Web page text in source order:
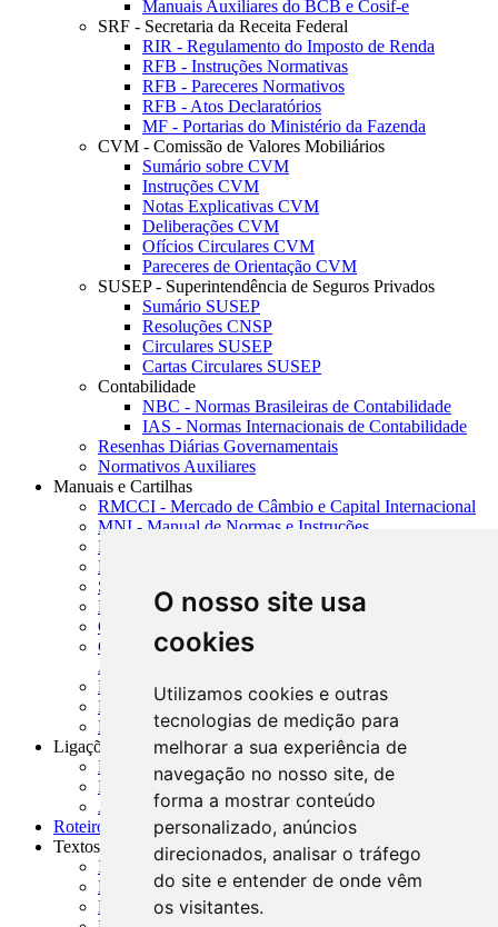
O nosso site usa
cookies
Utilizamos cookies e outras
tecnologias de medição para
melhorar a sua experiência de
navegação no nosso site, de
forma a mostrar conteúdo
personalizado, anúncios
direcionados, analisar o tráfego
do site e entender de onde vêm
os visitantes.
Manuais Auxiliares do BCB e Cosif-e
SRF - Secretaria da Receita Federal
RIR - Regulamento do Imposto de Renda
RFB - Instruções Normativas
RFB - Pareceres Normativos
RFB - Atos Declaratórios
MF - Portarias do Ministério da Fazenda
CVM - Comissão de Valores Mobiliários
Sumário sobre CVM
Instruções CVM
Notas Explicativas CVM
Deliberações CVM
Ofícios Circulares CVM
Pareceres de Orientação CVM
SUSEP - Superintendência de Seguros Privados
Sumário SUSEP
Resoluções CNSP
Circulares SUSEP
Cartas Circulares SUSEP
Contabilidade
NBC - Normas Brasileiras de Contabilidade
IAS - Normas Internacionais de Contabilidade
Resenhas Diárias Governamentais
Normativos Auxiliares
Manuais e Cartilhas
RMCCI - Mercado de Câmbio e Capital Internacional
MNI - Manual de Normas e Instruções
MTVM - Manual de Títulos e Valores Mobiliários
MCR - Manual de Crédito Rural
SISORF - Manual de Organização do SFN
MASUP - Manual de Supervisão Bancária
CADOC - Catálogo de Documentos
CNAE-CONCLA - Classificação Nacional de
Atividades Econômicas
PMF - Cartilhas do BCB
Manuais Auxiliares do BCB e Cosif-e
Resenhas Diárias Governamentais
Ligações Externas
Links Úteis
Presidência da República
Agências Nacionais Reguladoras
Roteiros para Estudos
Textos
Índice de Textos
Editorial
Monografias